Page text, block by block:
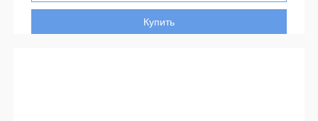
Купить